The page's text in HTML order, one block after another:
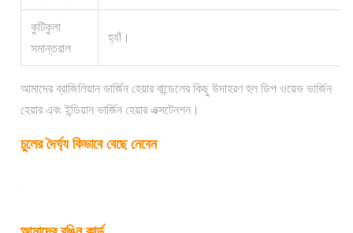
কুটিকুলা
সমান্তরাল
হ্যাঁ।
আমাদের ব্রাজিলিয়ান ভার্জিন হেয়ার বান্ডেলের কিছু উদাহরণ হল ডিপ ওয়েভ ভার্জিন
হেয়ার এবং ইন্ডিয়ান ভার্জিন হেয়ার এক্সটেনশন।
চুলের দৈর্ঘ্য কিভাবে বেছে নেবেন